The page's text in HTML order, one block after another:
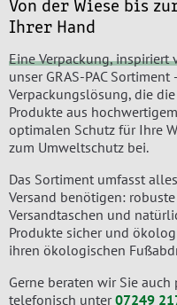
Von der Wiese bis
Ihrer Hand
Eine Verpackung, inspiriert
unser GRAS-PAC
Verpackungslösung, die
Produkte aus
optimalen Schutz für Ihre
zum Umweltschutz bei.
Das Sortiment umfasst
Versand benötigen:
Versandtaschen und
Produkte sicher und
ihren ökologischen
Gerne beraten wir Sie
telefonisch unter07249